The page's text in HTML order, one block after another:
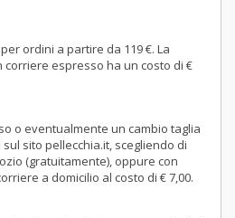
ordini a partire da 119 €. La
espresso ha un costo di €
o eventualmente un cambio taglia
sito pellecchia.it, scegliendo di
(gratuitamente), oppure con
a domicilio al costo di € 7,00.